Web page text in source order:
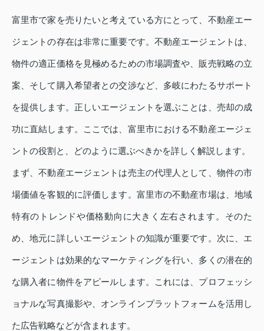
富里市で家を売りたいと考えている方にとって、不動産エー
ジェントの存在は非常に重要です。不動産エージェントは、
物件の適正価格を見極めるための市場調査や、販売戦略の立
案、そして購入希望者との交渉など、多岐にわたるサポート
を提供します。正しいエージェントを選ぶことは、売却の成
功に直結します。ここでは、富里市における不動産エージェ
ントの役割と、どのように選ぶべきかを詳しく解説します。
まず、不動産エージェントは売主の代理人として、物件の市
場価値を客観的に評価します。富里市の不動産市場は、地域
特有のトレンドや価格動向に大きく左右されます。そのた
め、地元に詳しいエージェントの知識が重要です。次に、エ
ージェントは効果的なマーケティングを行い、多くの潜在的
な購入者に物件をアピールします。これには、プロフェッシ
ョナルな写真撮影や、オンラインプラットフォームを活用し
た広告戦略などが含まれます。